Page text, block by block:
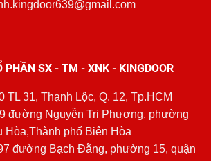
PHẦN SX - TM - XNK - KINGDOOR
TL 31, Thạnh Lộc, Q. 12, Tp.HCM
đường Nguyễn Tri Phương, phường
Hòa,Thành phố Biên Hòa
đường Bạch Đằng, phường 15, quận